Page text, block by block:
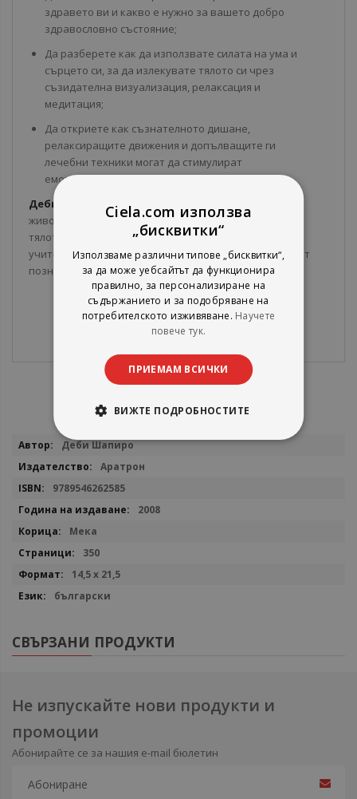
здравето ви и какво е нужно за вашето добро
здравословно състояние;
Да разберете как да използвате силата на ума и
сърцето си, за да излекувате тялото си чрез
съзидателна визуализация, релаксация и
медитация;
Да откриете как съзнателното дишане,
релаксиращите движения и допълващите ги
лечебни техники могат да стимулират
емоционалното и психическо изцеление.
Деби Шапиро
е посветила повече от 20 години от
живота си в изучаване на йога, психология, езика на
тялото и будистка медитация. Тя е уважаван духовен
учител и автор на няколко книги, които задълбочават
познанието за лечение чрез ума, сърцето и тялото.
Повече
Деби Шапиро
Аратрон
9789546262585
2008
Мекa
350
14,5 х 21,5
български
СВЪРЗАНИ ПРОДУКТИ
Не изпускайте нови продукти и
промоции
Абонирайте се за нашия e-mail бюлетин
Ciela.com използва
„бисквитки“
Използваме различни типове „бисквитки“,
за да може уебсайтът да функционира
правилно, за персонализиране на
съдържанието и за подобряване на
потребителското изживяване. Научете
повече тук.
ПРИЕМАМ ВСИЧКИ
ВИЖТЕ ПОДРОБНОСТИТЕ